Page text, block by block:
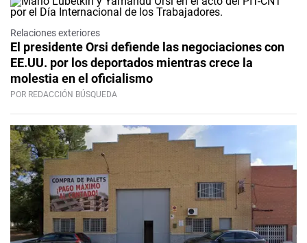
Relaciones exteriores
El presidente Orsi defiende las negociaciones con
EE.UU. por los deportados mientras crece la
molestia en el oficialismo
POR REDACCIÓN BÚSQUEDA